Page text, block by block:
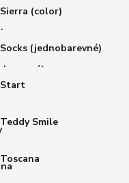
Sierra (color)
Socks (jednobarevné)
Start
Teddy Smile
Toscana